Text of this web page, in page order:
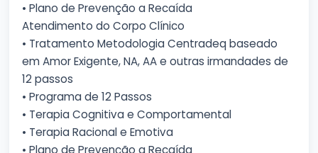
• Plano de Prevenção a Recaída
Atendimento do Corpo Clínico
• Tratamento Metodologia Centradeq baseado
em Amor Exigente, NA, AA e outras irmandades de
12 passos
• Programa de 12 Passos
• Terapia Cognitiva e Comportamental
• Terapia Racional e Emotiva
• Plano de Prevenção a Recaída